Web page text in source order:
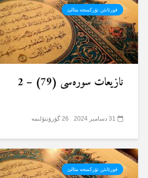
قورئانئن تۆرکمنجە مئالئ
نازیعات سورەسی (79) – 2
31 دسامبر 2024 26 گؤرۆنتۆلنمە
قورئانئن تۆرکمنجە مئالئ